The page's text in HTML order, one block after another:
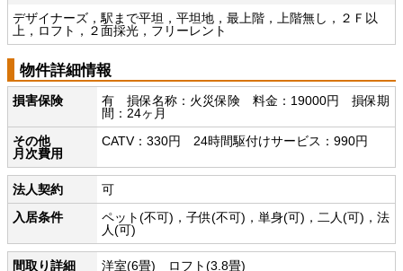
デザイナーズ，駅まで平坦，平坦地，最上階，上階無し，２Ｆ以
上，ロフト，２面採光，フリーレント
物件詳細情報
損害保険
有 損保名称：火災保険 料金：19000円 損保期
間：24ヶ月
その他
月次費用
CATV：330円 24時間駆付けサービス：990円
法人契約
可
入居条件
ペット(不可)，子供(不可)，単身(可)，二人(可)，法
人(可)
間取り詳細
洋室(6畳) ロフト(3.8畳)